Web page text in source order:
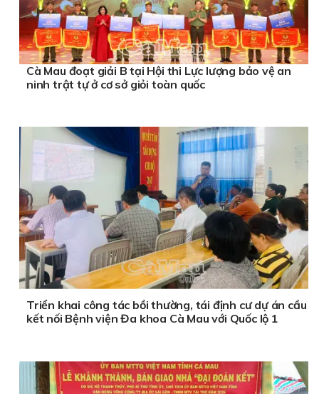
Cà Mau đoạt giải B tại Hội thi Lực lượng bảo vệ an
ninh trật tự ở cơ sở giỏi toàn quốc
Triển khai công tác bồi thường, tái định cư dự án cầu
kết nối Bệnh viện Đa khoa Cà Mau với Quốc lộ 1